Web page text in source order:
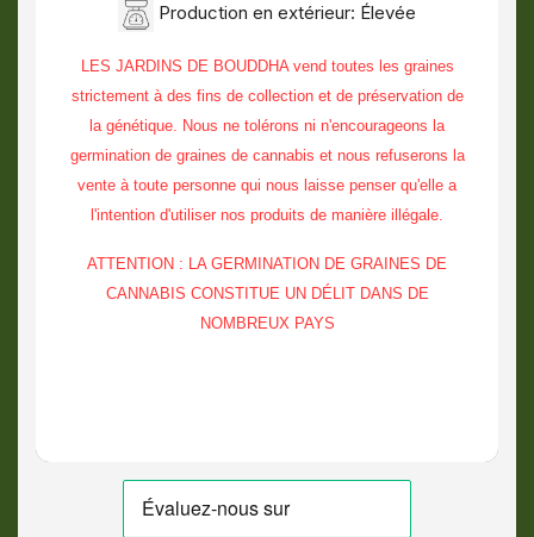
Production en extérieur: Élevée
LES JARDINS DE BOUDDHA vend toutes les graines
strictement à des fins de collection et de préservation de
la génétique. Nous ne tolérons ni n'encourageons la
germination de graines de cannabis et nous refuserons la
vente à toute personne qui nous laisse penser qu'elle a
l'intention d'utiliser nos produits de manière illégale.
ATTENTION : LA GERMINATION DE GRAINES DE
CANNABIS CONSTITUE UN DÉLIT DANS DE
NOMBREUX PAYS